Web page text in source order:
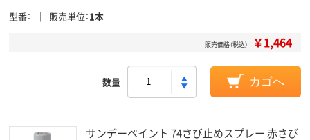
型番 販売単位 1本
販売価格（税込） ￥1,464
数量 カゴへ
サンデーペイント 74さび止めスプレー 赤さび